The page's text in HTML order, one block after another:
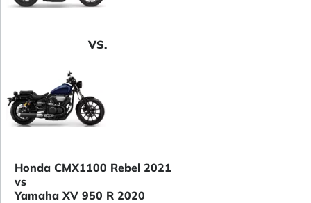
VS.
Honda CMX1100 Rebel 2021
vs
Yamaha XV 950 R 2020